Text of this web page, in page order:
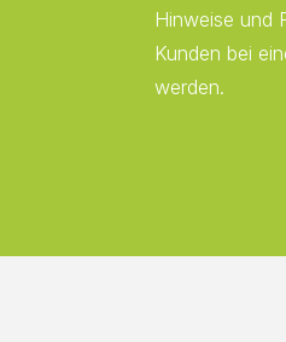
Hinweise und
Kunden bei
werden.